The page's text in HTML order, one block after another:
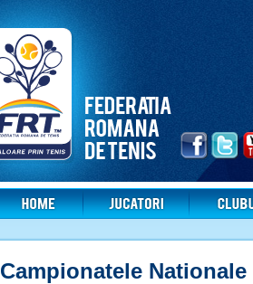
Campionatele